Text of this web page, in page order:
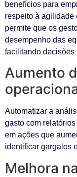
benefícios para
respeito à agilidade
permite que os
desempenho das
facilitando decisões
Aumento
Automatizar a
gasto com
em ações que
identificar gargalos
Melhora